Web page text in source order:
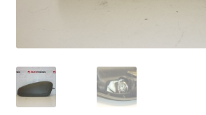
Politique de confidentialité
Procédure de Réclamation